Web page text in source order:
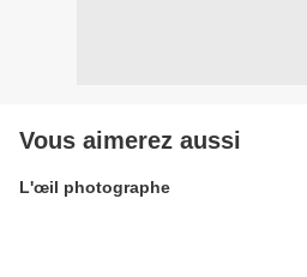
Vous aimerez aussi
L'œil photographe